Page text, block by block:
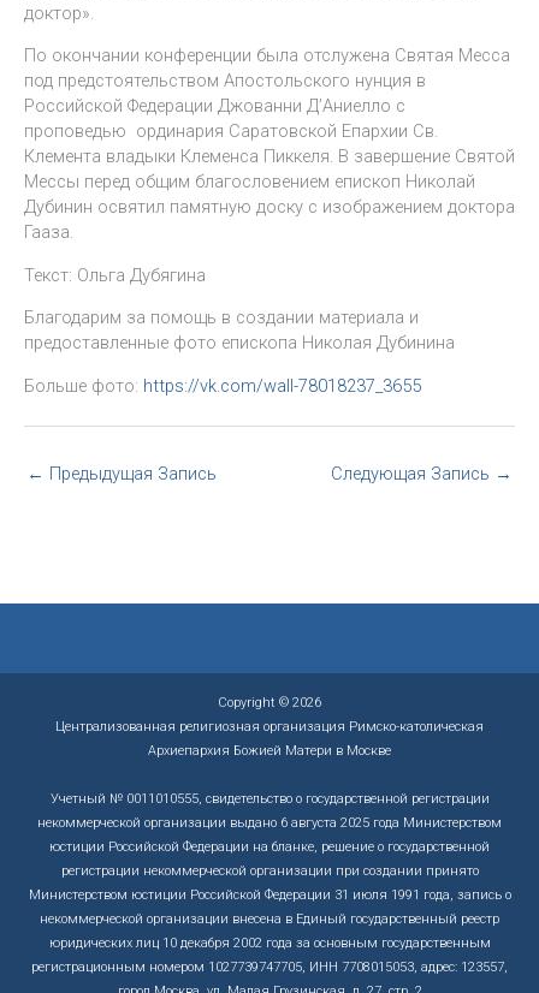
доктор».
По окончании конференции была отслужена Святая Месса
под предстоятельством Апостольского нунция в
Российской Федерации Джованни Д’Аниелло с
проповедью ординария Саратовской Епархии Св.
Клемента владыки Клеменса Пиккеля. В завершение Святой
Мессы перед общим благословением епископ Николай
Дубинин освятил памятную доску с изображением доктора
Гааза.
Текст: Ольга Дубягина
Благодарим за помощь в создании материала и
предоставленные фото епископа Николая Дубинина
Больше фото: https://vk.com/wall-78018237_3655
← Предыдущая Запись Следующая Запись →
Copyright © 2026
Централизованная религиозная организация Римско-католическая
Архиепархия Божией Матери в Москве
Учетный № 0011010555, свидетельство о государственной регистрации
некоммерческой организации выдано 6 августа 2025 года Министерством
юстиции Российской Федерации на бланке, решение о государственной
регистрации некоммерческой организации при создании принято
Министерством юстиции Российской Федерации 31 июля 1991 года, запись о
некоммерческой организации внесена в Единый государственный реестр
юридических лиц 10 декабря 2002 года за основным государственным
регистрационным номером 1027739747705, ИНН 7708015053, адрес: 123557,